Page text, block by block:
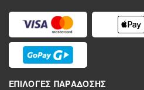
ΕΠΙΛΟΓΈΣ ΠΑΡΆΔΟΣΗΣ